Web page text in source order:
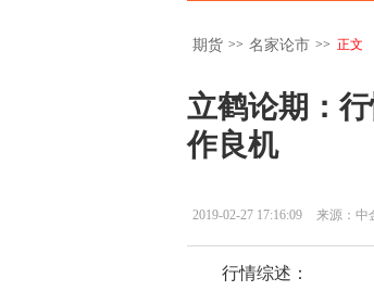
期货 >> 名家论市 >> 正文
立鹤论期：
作良机
2019-02-27 17:16:09 来源：中
行情综述：